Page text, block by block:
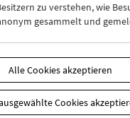
zu verstehen, wie
gesammelt und
Alle Cookies akzeptieren
Cookies